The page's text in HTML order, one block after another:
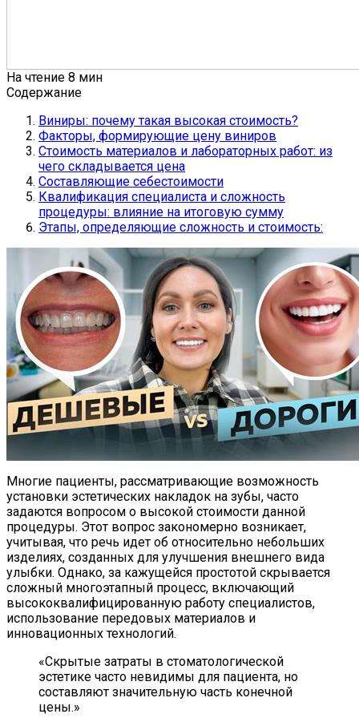
На чтение 8 мин
Содержание
Виниры: почему такая высокая стоимость?
Факторы, формирующие цену виниров
Стоимость материалов и лабораторных работ: из
чего складывается цена
Составляющие себестоимости
Квалификация специалиста и сложность
процедуры: влияние на итоговую сумму
Этапы, определяющие сложность и стоимость:
Многие пациенты, рассматривающие возможность
установки эстетических накладок на зубы, часто
задаются вопросом о высокой стоимости данной
процедуры. Этот вопрос закономерно возникает,
учитывая, что речь идет об относительно небольших
изделиях, созданных для улучшения внешнего вида
улыбки. Однако, за кажущейся простотой скрывается
сложный многоэтапный процесс, включающий
высококвалифицированную работу специалистов,
использование передовых материалов и
инновационных технологий.
«Скрытые затраты в стоматологической
эстетике часто невидимы для пациента, но
составляют значительную часть конечной
цены.»